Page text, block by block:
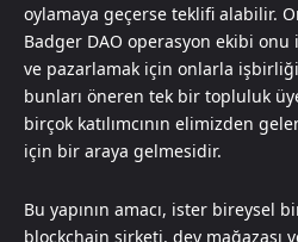
oylamaya geçerse teklifi alabilir.
Badger DAO operasyon ekibi
ve pazarlamak için onlarla
bunları öneren tek bir topluluk
birçok katılımcının elimizden
için bir araya gelmesidir.
Bu yapının amacı, ister bireysel
blockchain şirketi, dev mağazası